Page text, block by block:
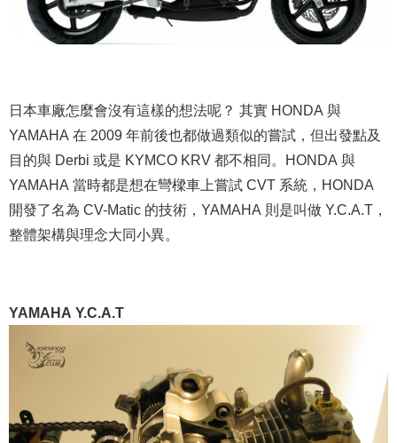
日本車廠怎麼會沒有這樣的想法呢？ 其實 HONDA 與
YAMAHA 在 2009 年前後也都做過類似的嘗試，但出發點及
目的與 Derbi 或是 KYMCO KRV 都不相同。HONDA 與
YAMAHA 當時都是想在彎樑車上嘗試 CVT 系統，HONDA
開發了名為 CV-Matic 的技術，YAMAHA 則是叫做 Y.C.A.T，
整體架構與理念大同小異。
YAMAHA Y.C.A.T